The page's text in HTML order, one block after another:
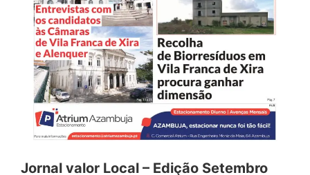
Jornal valor Local – Edição Setembro